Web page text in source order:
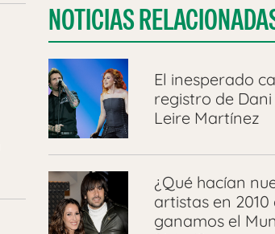
NOTICIAS
El inesperado
registro de
Leire Martínez
¿Qué hacían
artistas en
ganamos el